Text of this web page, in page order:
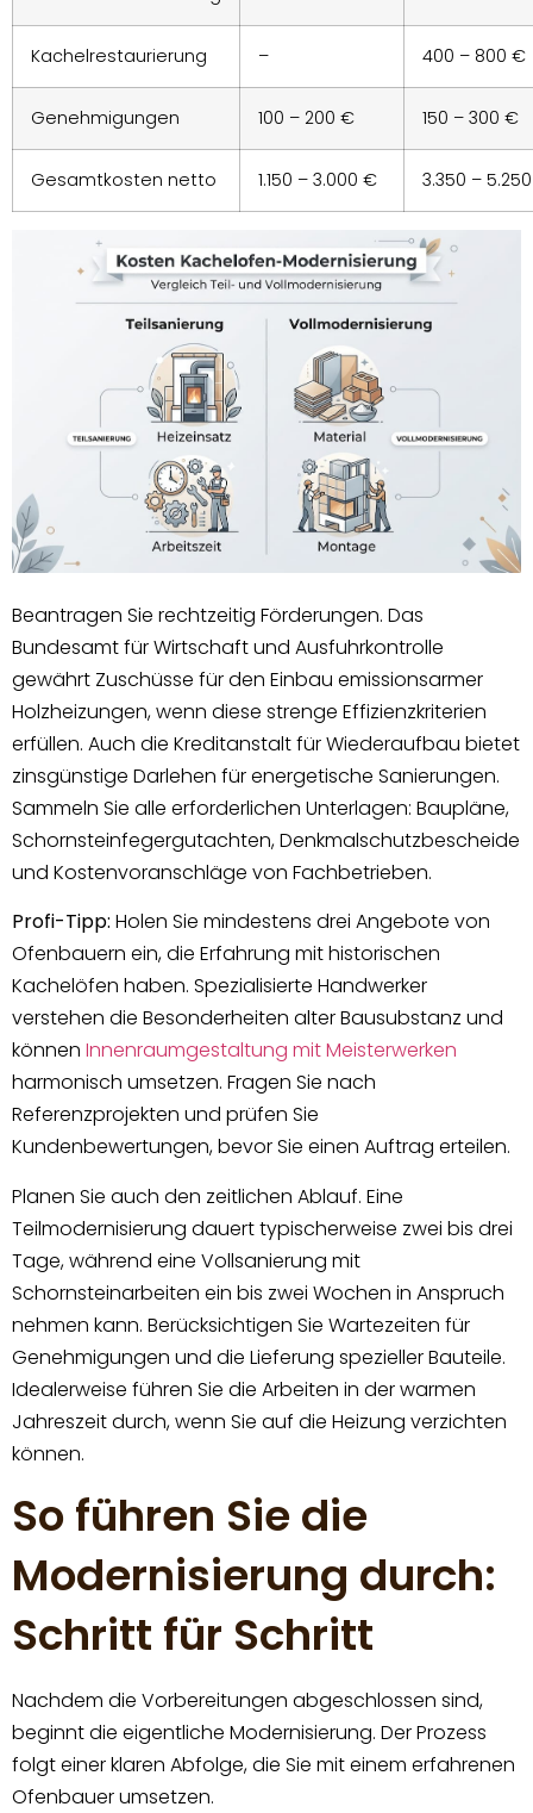
Kachelrestaurierung – 400 – 800 €
Genehmigungen 100 – 200 € 150 – 300 €
Gesamtkosten netto 1.150 – 3.000 € 3.350 –
Beantragen Sie rechtzeitig Förderungen. Das
Bundesamt für Wirtschaft und Ausfuhrkontrolle
gewährt Zuschüsse für den Einbau emissionsarmer
Holzheizungen, wenn diese strenge Effizienzkriterien
erfüllen. Auch die Kreditanstalt für Wiederaufbau bietet
zinsgünstige Darlehen für energetische Sanierungen.
Sammeln Sie alle erforderlichen Unterlagen: Baupläne,
Schornsteinfegergutachten, Denkmalschutzbescheide
und Kostenvoranschläge von Fachbetrieben.
Profi-Tipp: Holen Sie mindestens drei Angebote von
Ofenbauern ein, die Erfahrung mit historischen
Kachelöfen haben. Spezialisierte Handwerker
verstehen die Besonderheiten alter Bausubstanz und
können Innenraumgestaltung mit Meisterwerken
harmonisch umsetzen. Fragen Sie nach
Referenzprojekten und prüfen Sie
Kundenbewertungen, bevor Sie einen Auftrag erteilen.
Planen Sie auch den zeitlichen Ablauf. Eine
Teilmodernisierung dauert typischerweise zwei bis drei
Tage, während eine Vollsanierung mit
Schornsteinarbeiten ein bis zwei Wochen in Anspruch
nehmen kann. Berücksichtigen Sie Wartezeiten für
Genehmigungen und die Lieferung spezieller Bauteile.
Idealerweise führen Sie die Arbeiten in der warmen
Jahreszeit durch, wenn Sie auf die Heizung verzichten
können.
So führen Sie die
Modernisierung durch:
Schritt für Schritt
Nachdem die Vorbereitungen abgeschlossen sind,
beginnt die eigentliche Modernisierung. Der Prozess
folgt einer klaren Abfolge, die Sie mit einem erfahrenen
Ofenbauer umsetzen.